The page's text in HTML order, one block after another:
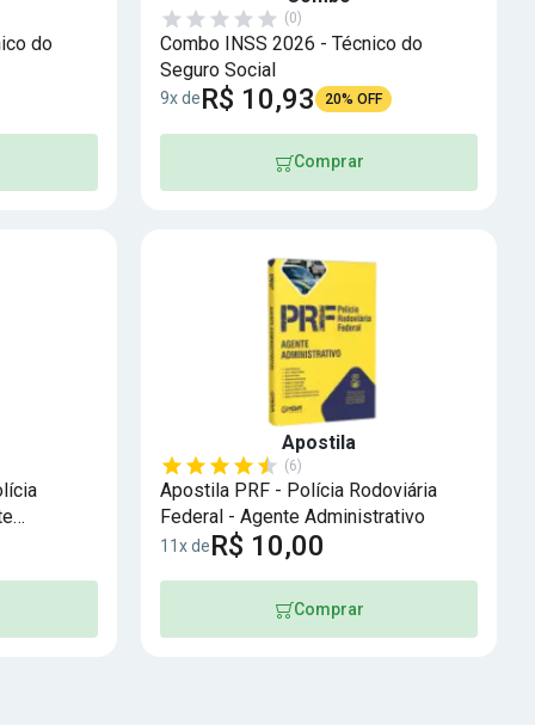
do
(0)
Combo INSS 2026 - Técnico do
Seguro Social
9x deR$ 10,93 20% OFF
Comprar
Apostila
(6)
Apostila PRF - Polícia Rodoviária
Federal - Agente Administrativo
11x deR$ 10,00
Comprar